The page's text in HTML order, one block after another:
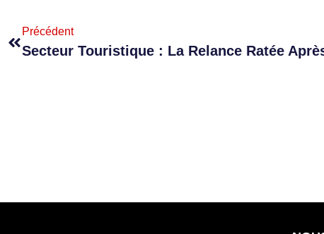
Précédent